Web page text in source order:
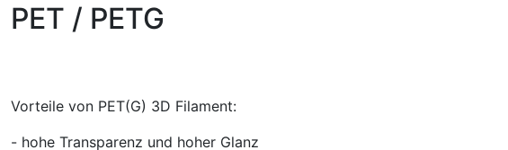
PET / PETG
Vorteile von PET(G) 3D Filament:
- hohe Transparenz und hoher Glanz